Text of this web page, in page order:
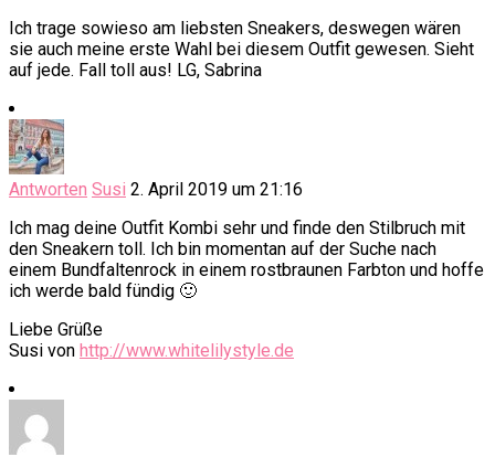
Ich trage sowieso am liebsten Sneakers, deswegen wären
sie auch meine erste Wahl bei diesem Outfit gewesen. Sieht
auf jede. Fall toll aus! LG, Sabrina
Antworten Susi 2. April 2019 um 21:16
Ich mag deine Outfit Kombi sehr und finde den Stilbruch mit
den Sneakern toll. Ich bin momentan auf der Suche nach
einem Bundfaltenrock in einem rostbraunen Farbton und hoffe
ich werde bald fündig 🙂
Liebe Grüße
Susi von http://www.whitelilystyle.de